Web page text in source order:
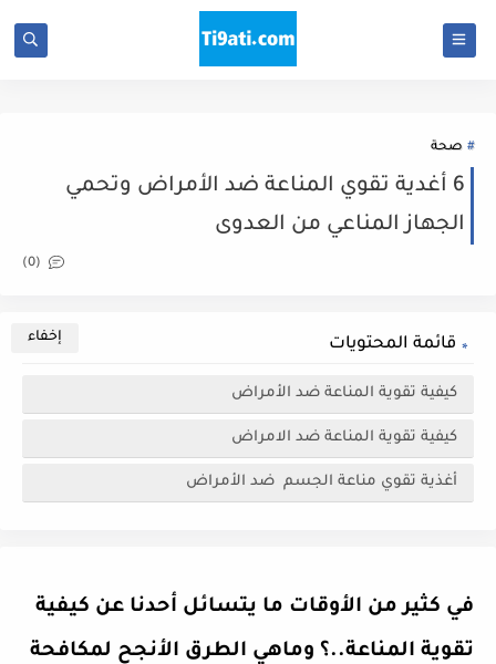
صحة
6 أغدية تقوي المناعة ضد الأمراض وتحمي
الجهاز المناعي من العدوى
(0)
قائمة المحتويات
كيفية تقوية المناعة ضد الأمراض
كيفية تقوية المناعة ضد الامراض
أغذية تقوي مناعة الجسم ضد الأمراض
في كثير من الأوقات ما يتسائل أحدنا عن كيفية
تقوية المناعة..؟ وماهي الطرق الأنجح لمكافحة